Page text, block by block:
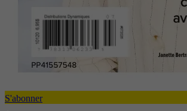
S'abonner